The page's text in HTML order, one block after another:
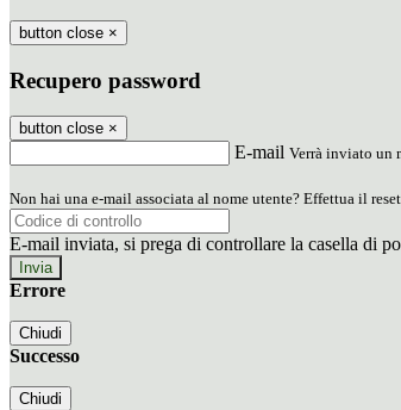
button close ×
Recupero password
button close ×
E-mail Verrà inviato un
Non hai una e-mail associata al nome utente? Effettua il
E-mail inviata, si prega di controllare la casella di
Errore
Chiudi
Successo
Chiudi